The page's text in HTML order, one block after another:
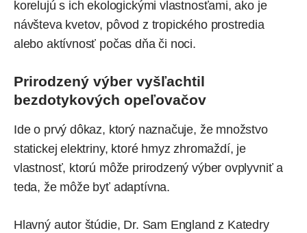
korelujú s ich ekologickými vlastnosťami, ako je
návšteva kvetov, pôvod z tropického prostredia
alebo aktívnosť počas dňa či noci.
Prirodzený výber vyšľachtil
bezdotykových opeľovačov
Ide o prvý dôkaz, ktorý naznačuje, že množstvo
statickej elektriny, ktoré hmyz zhromaždí, je
vlastnosť, ktorú môže prirodzený výber ovplyvniť a
teda, že môže byť adaptívna.
Hlavný autor štúdie, Dr. Sam England z Katedry